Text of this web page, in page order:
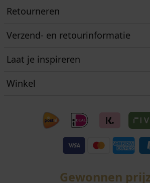
Retourneren
Verzend- en retourinformatie
Laat je inspireren
Winkel
Gewonnen